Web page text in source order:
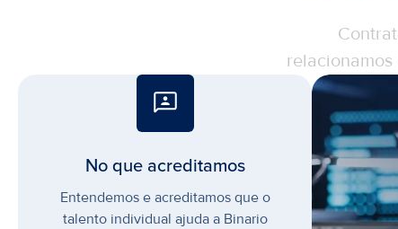
relacionamos
No que acreditamos
Entendemos e acreditamos que o
talento individual ajuda a Binario